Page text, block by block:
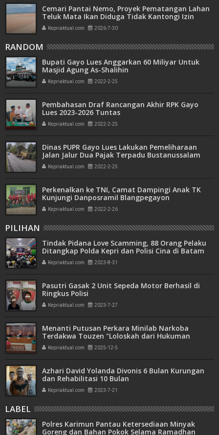
Cemari Pantai Nemo, Proyek Pematangan Lahan
Teluk Mata Ikan Diduga Tidak Kantongi Izin
Amdal
Kepriaktual.com 2026-7-30
RANDOM
Bupati Gayo Lues Anggarkan 60 Miliyar Untuk
Masjid Agung As-Shalihin
Kepriaktual.com 2022-2-25
Pembahasan Draf Rancangan Akhir RPK Gayo
Lues 2023-2026 Tuntas
Kepriaktual.com 2022-2-25
Dinas PUPR Gayo Lues Lakukan Pemeliharaan
Jalan Jalur Dua Pajak Terpadu Bustanussalam
Kepriaktual.com 2022-2-25
Perkenalkan ke TNI, Camat Dampingi Anak TK
Kunjungi Danposramil Blangpegayon
Kepriaktual.com 2022-2-26
PILIHAN
Tindak Pidana Love Scamming, 88 Orang Pelaku
Ditangkap Polda Kepri dan Polisi Cina di Batam
Kepriaktual.com 2023-8-31
Pasutri Gasak 2 Unit Sepeda Motor Berhasil di
Ringkus Polisi
Kepriaktual.com 2023-7-27
Menanti Putusan Perkara Minilab Narkoba
Terdakwa Touzen "Loloskah dari Hukuman
Seumur Hidup atau Mati"
Kepriaktual.com 2025-12-5
Azhari David Yolanda Divonis 6 Bulan Kurungan
dan Rehabilitasi 10 Bulan
Kepriaktual.com 2023-7-21
LABEL
Polres Karimun Pantau Ketersediaan Minyak
Goreng dan Bahan Pokok Selama Ramadhan